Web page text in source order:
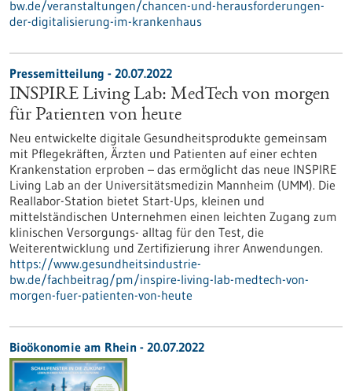
bw.de/veranstaltungen/chancen-und-herausforderungen-
der-digitalisierung-im-krankenhaus
Pressemitteilung - 20.07.2022
INSPIRE Living Lab: MedTech von morgen
für Patienten von heute
Neu entwickelte digitale Gesundheitsprodukte gemeinsam
mit Pflegekräften, Ärzten und Patienten auf einer echten
Krankenstation erproben – das ermöglicht das neue INSPIRE
Living Lab an der Universitätsmedizin Mannheim (UMM). Die
Reallabor-Station bietet Start-Ups, kleinen und
mittelständischen Unternehmen einen leichten Zugang zum
klinischen Versorgungs- alltag für den Test, die
Weiterentwicklung und Zertifizierung ihrer Anwendungen.
https://www.gesundheitsindustrie-
bw.de/fachbeitrag/pm/inspire-living-lab-medtech-von-
morgen-fuer-patienten-von-heute
Bioökonomie am Rhein - 20.07.2022